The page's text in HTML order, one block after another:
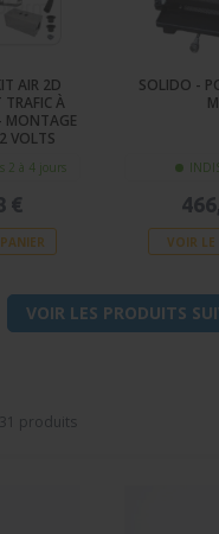
AIR 2D
TRAFIC À
MONTAGE
VOLTS
2 à 4 jours
€
SOLIDO -
VOIR
VOIR LES PRODUITS
31 produits